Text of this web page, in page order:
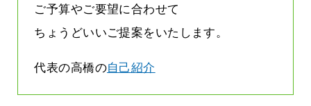
ご予算やご要望に合わせて
ちょうどいいご提案をいたします。
代表の高橋の自己紹介